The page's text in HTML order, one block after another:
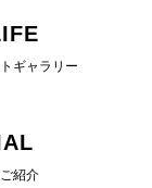
ギャラリー
紹介